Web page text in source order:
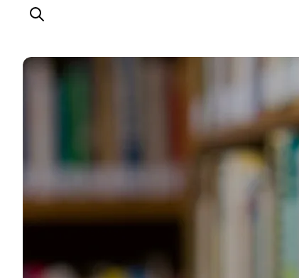
Partnere
Turistinformation